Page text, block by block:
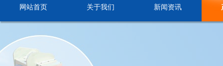
网站首页 关于我们 新闻资讯